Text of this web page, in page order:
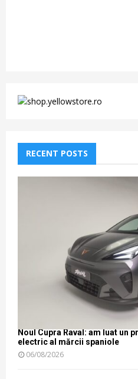
RECENT POSTS
Noul Cupra Raval: am luat un
electric al mărcii spaniole
06/08/2026